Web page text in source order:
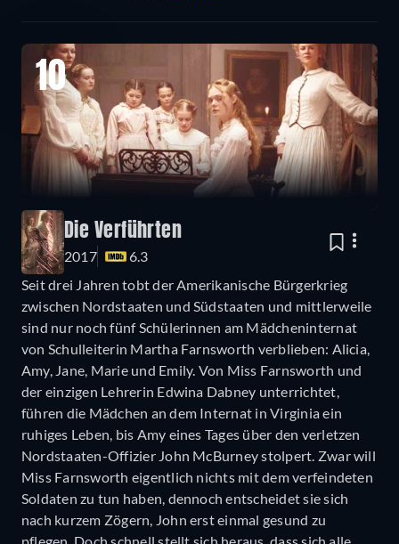
10
Die Verführten
2017
6.3
Seit drei Jahren tobt der Amerikanische Bürgerkrieg
zwischen Nordstaaten und Südstaaten und mittlerweile
sind nur noch fünf Schülerinnen am Mädcheninternat
von Schulleiterin Martha Farnsworth verblieben: Alicia,
Amy, Jane, Marie und Emily. Von Miss Farnsworth und
der einzigen Lehrerin Edwina Dabney unterrichtet,
führen die Mädchen an dem Internat in Virginia ein
ruhiges Leben, bis Amy eines Tages über den verletzen
Nordstaaten-Offizier John McBurney stolpert. Zwar will
Miss Farnsworth eigentlich nichts mit dem verfeindeten
Soldaten zu tun haben, dennoch entscheidet sie sich
nach kurzem Zögern, John erst einmal gesund zu